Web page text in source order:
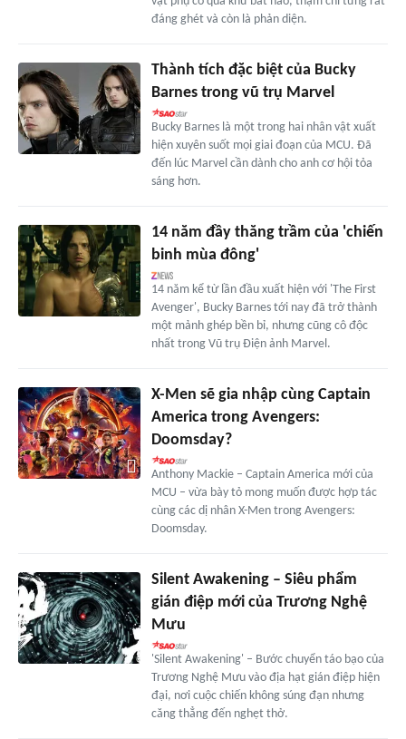
đáng ghét và còn là phản diện.
Thành tích đặc biệt của Bucky
Barnes trong vũ trụ Marvel
Bucky Barnes là một trong hai nhân vật xuất
hiện xuyên suốt mọi giai đoạn của MCU. Đã
đến lúc Marvel cần dành cho anh cơ hội tỏa
sáng hơn.
14 năm đầy thăng trầm của 'chiến
binh mùa đông'
14 năm kể từ lần đầu xuất hiện với 'The First
Avenger', Bucky Barnes tới nay đã trở thành
một mảnh ghép bền bỉ, nhưng cũng cô độc
nhất trong Vũ trụ Điện ảnh Marvel.
X-Men sẽ gia nhập cùng Captain
America trong Avengers:
Doomsday?
Anthony Mackie – Captain America mới của
MCU – vừa bày tỏ mong muốn được hợp tác
cùng các dị nhân X-Men trong Avengers:
Doomsday.
Silent Awakening – Siêu phẩm
gián điệp mới của Trương Nghệ
Mưu
'Silent Awakening' – Bước chuyển táo bạo của
Trương Nghệ Mưu vào địa hạt gián điệp hiện
đại, nơi cuộc chiến không súng đạn nhưng
căng thẳng đến nghẹt thở.